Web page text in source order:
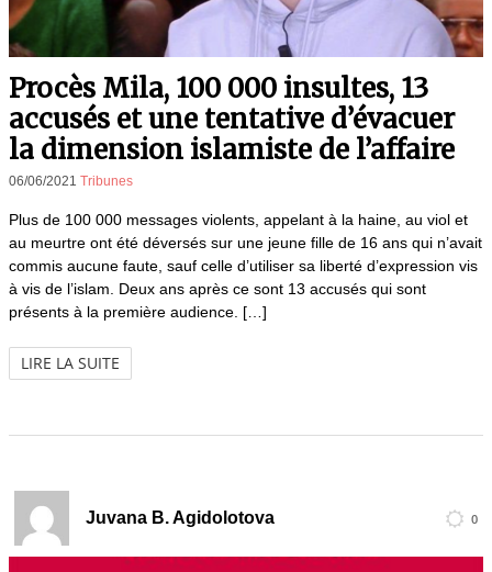
Procès Mila, 100 000 insultes, 13
accusés et une tentative d’évacuer
la dimension islamiste de l’affaire
06/06/2021 Tribunes
Plus de 100 000 messages violents, appelant à la haine, au viol et
au meurtre ont été déversés sur une jeune fille de 16 ans qui n’avait
commis aucune faute, sauf celle d’utiliser sa liberté d’expression vis
à vis de l’islam. Deux ans après ce sont 13 accusés qui sont
présents à la première audience. […]
LIRE LA SUITE
Juvana B. Agidolotova 0